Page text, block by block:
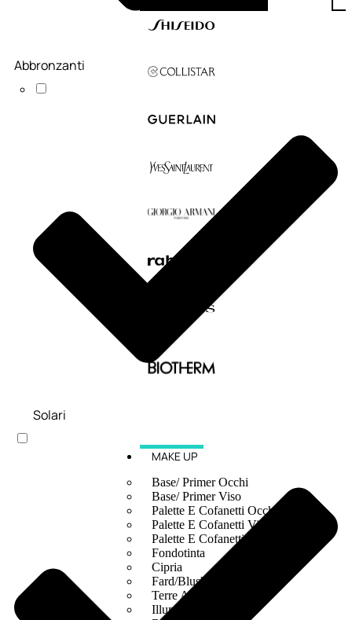
MAKE UP
Base/ Primer Occhi
Base/ Primer Viso
Palette E Cofanetti Occhi
Palette E Cofanetti Viso
Palette E Cofanetti Labbra
Fondotinta
Cipria
Fard/Blush
Terre Abbronzanti
Illuminante Viso
Abbronzanti
Solari